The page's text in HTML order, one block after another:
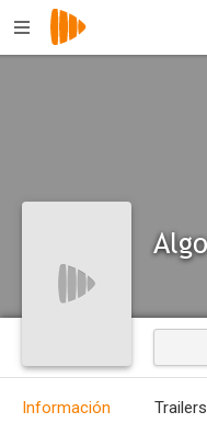
Información Trailers